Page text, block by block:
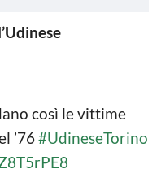
così le vittime
’76#UdineseTorino